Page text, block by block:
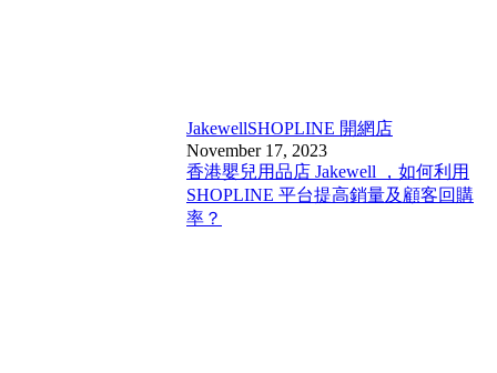
JakewellSHOPLINE 開網店
November 17, 2023
香港嬰兒用品店 Jakewell ，如何利用
SHOPLINE 平台提高銷量及顧客回購
率？